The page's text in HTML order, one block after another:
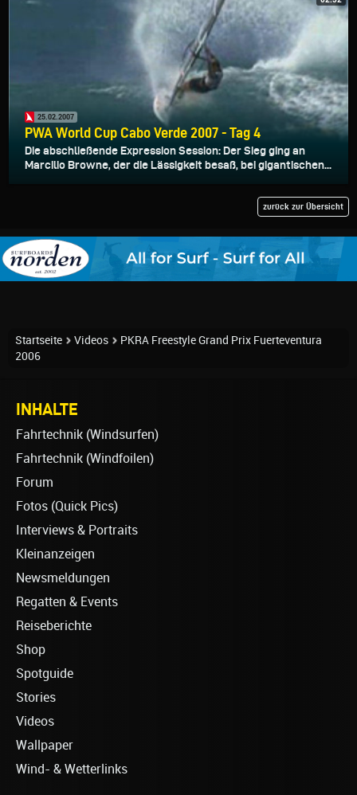
25.02.2007
PWA World Cup Cabo Verde 2007 - Tag 4
Die abschließende Expression Session: Der Sieg ging an
Marcilio Browne, der die Lässigkeit besaß, bei gigantischen...
zurück zur Übersicht
Startseite Videos
PKRA Freestyle Grand Prix Fuerteventura
2006
INHALTE
Fahrtechnik (Windsurfen)
Fahrtechnik (Windfoilen)
Forum
Fotos (Quick Pics)
Interviews & Portraits
Kleinanzeigen
Newsmeldungen
Regatten & Events
Reiseberichte
Shop
Spotguide
Stories
Videos
Wallpaper
Wind- & Wetterlinks